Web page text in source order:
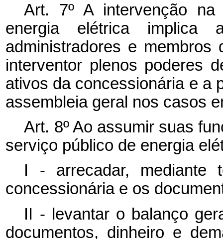
Art. 7º A intervenção
energia elétrica implica
administradores e
interventor plenos poderes
ativos da concessionária e a
assembleia geral nos casos
Art. 8º Ao assumir suas
serviço público de energia
I - arrecadar, mediante
concessionária e os
II - levantar o balanço
documentos, dinheiro e